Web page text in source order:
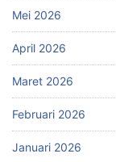
Mei 2026
April 2026
Maret 2026
Februari 2026
Januari 2026